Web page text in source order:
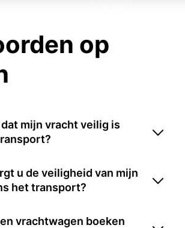
op
mijn vracht veilig is
u de veiligheid van mijn
het transport?
vrachtwagen boeken